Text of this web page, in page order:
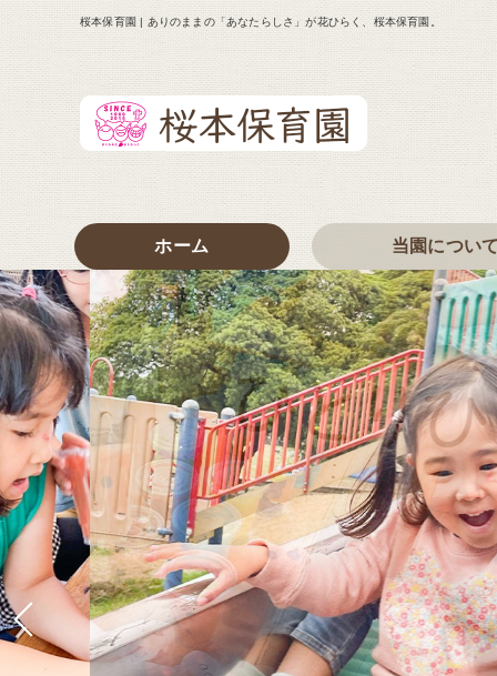
桜本保育園 | ありのままの「あなたらしさ」が花ひらく、桜本保育園。
ホーム 当園につい